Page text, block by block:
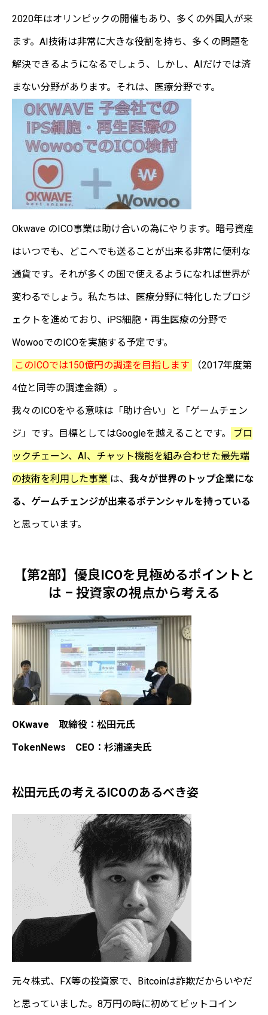
2020年はオリンピックの開催もあり、多くの外国人が来
ます。AI技術は非常に大きな役割を持ち、多くの問題を
解決できるようになるでしょう、しかし、AIだけでは済
まない分野があります。それは、医療分野です。
Okwave のICO事業は助け合いの為にやります。暗号資産
はいつでも、どこへでも送ることが出来る非常に便利な
通貨です。それが多くの国で使えるようになれば世界が
変わるでしょう。私たちは、医療分野に特化したプロジ
ェクトを進めており、iPS細胞・再生医療の分野で
WowooでのICOを実施する予定です。
このICOでは150億円の調達を目指します
（2017年度第
4位と同等の調達金額）。
我々のICOをやる意味は「助け合い」と「ゲームチェン
ジ」です。目標としてはGoogleを越えることです。
ブロ
ックチェーン、AI、チャット機能を組み合わせた最先端
の技術を利用した事業 は、 我々が世界のトップ企業にな
る、ゲームチェンジが出来るポテンシャルを持っている
と思っています。
【第2部】優良ICOを見極めるポイントと
は – 投資家の視点から考える
OKwave 取締役：松田元氏
TokenNews CEO：杉浦達夫氏
松田元氏の考えるICOのあるべき姿
元々株式、FX等の投資家で、Bitcoinは詐欺だからいやだ
と思っていました。8万円の時に初めてビットコイン